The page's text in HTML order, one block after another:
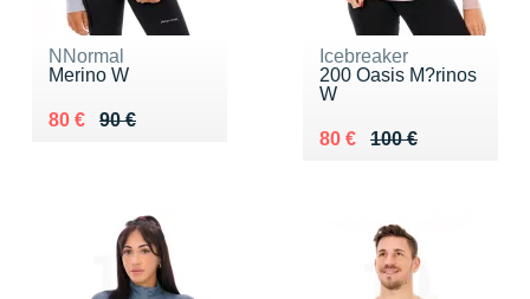
NNormal
Merino W
90 €
Au lieu de 90 €
80 €
Vendu 80 €
Icebreaker
200 Oasis M?rinos
W
100 €
Au lieu de 100 €
80 €
Vendu 80 €